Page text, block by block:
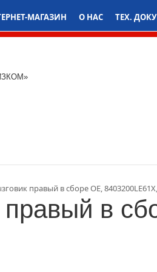
МАГАЗИН О НАС ТЕХ.
правый в сборе OE, 8403200LE61X,
правый в